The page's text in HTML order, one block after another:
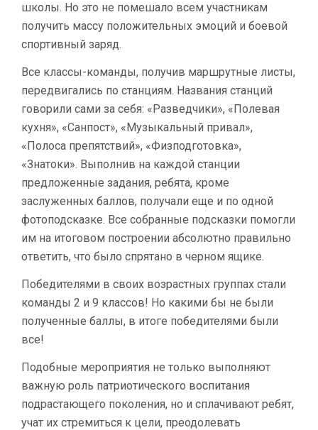
школы. Но это не помешало всем участникам
получить массу положительных эмоций и боевой
спортивный заряд.
Все классы-команды, получив маршрутные листы,
передвигались по станциям. Названия станций
говорили сами за себя: «Разведчики», «Полевая
кухня», «Санпост», «Музыкальный привал»,
«Полоса препятствий», «Физподготовка»,
«Знатоки». Выполнив на каждой станции
предложенные задания, ребята, кроме
заслуженных баллов, получали еще и по одной
фотоподсказке. Все собранные подсказки помогли
им на итоговом построении абсолютно правильно
ответить, что было спрятано в черном ящике.
Победителями в своих возрастных группах стали
команды 2 и 9 классов! Но какими бы не были
полученные баллы, в итоге победителями были
все!
Подобные мероприятия не только выполняют
важную роль патриотического воспитания
подрастающего поколения, но и сплачивают ребят,
учат их стремиться к цели, преодолевать